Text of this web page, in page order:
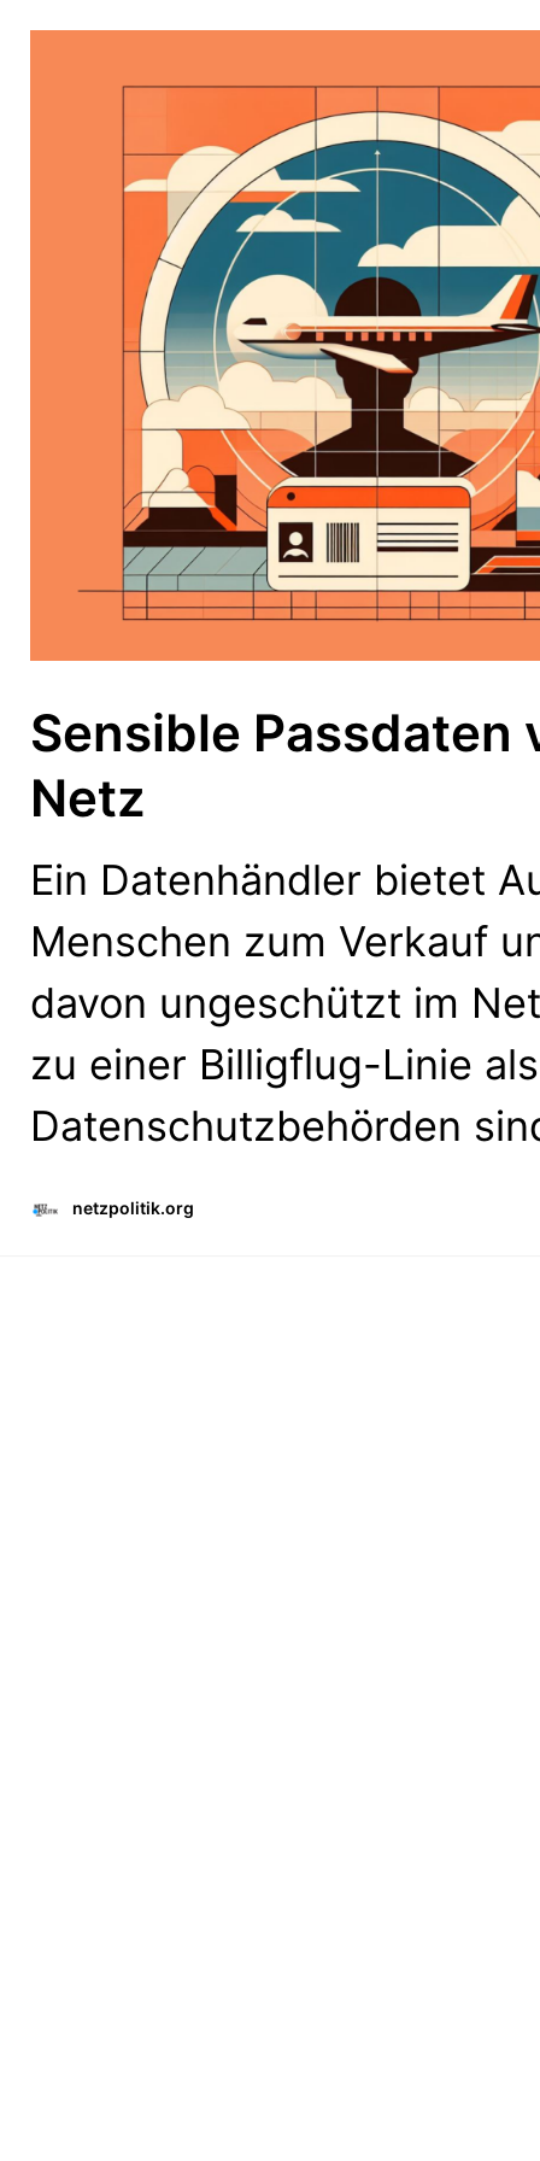
Sensible Passdaten
Netz
Ein Datenhändler bietet
Menschen zum Verkauf
davon ungeschützt im
zu einer Billigflug-Linie
Datenschutzbehörden
netzpolitik.org